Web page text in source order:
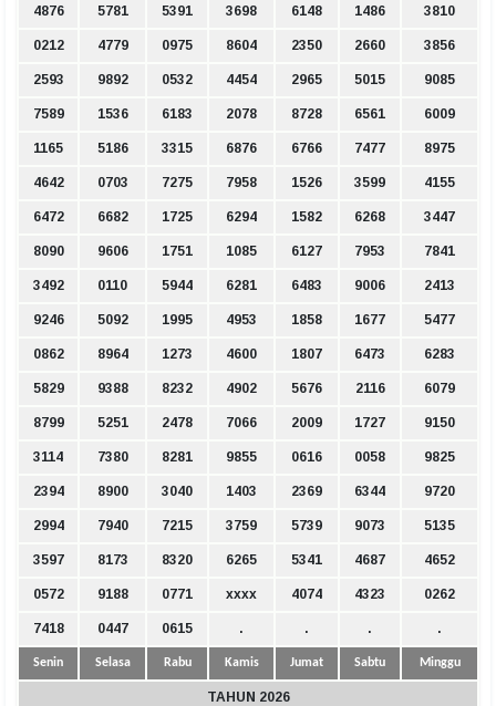
4876 5781 5391 3698 6148 1486 3810
0212 4779 0975 8604 2350 2660 3856
2593 9892 0532 4454 2965 5015 9085
7589 1536 6183 2078 8728 6561 6009
1165 5186 3315 6876 6766 7477 8975
4642 0703 7275 7958 1526 3599 4155
6472 6682 1725 6294 1582 6268 3447
8090 9606 1751 1085 6127 7953 7841
3492 0110 5944 6281 6483 9006 2413
9246 5092 1995 4953 1858 1677 5477
0862 8964 1273 4600 1807 6473 6283
5829 9388 8232 4902 5676 2116 6079
8799 5251 2478 7066 2009 1727 9150
3114 7380 8281 9855 0616 0058 9825
2394 8900 3040 1403 2369 6344 9720
2994 7940 7215 3759 5739 9073 5135
3597 8173 8320 6265 5341 4687 4652
0572 9188 0771 xxxx 4074 4323 0262
7418 0447 0615 . . . .
Senin Selasa Rabu Kamis Jumat Sabtu Minggu
TAHUN 2026